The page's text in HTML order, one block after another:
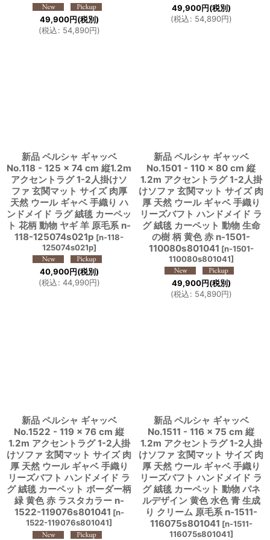
49,900円(税別)
(税込: 54,890円)
49,900円(税別)
(税込: 54,890円)
新品 ペルシャ ギャッベ
No.118 - 125 × 74 cm 縦1.2m
アクセントラグ 1-2人掛けソ
ファ 玄関マット サイズ 肉厚
天然 ウール ギャベ 手織り ハ
ンドメイド ラグ 絨毯 カーペッ
ト 花柄 動物 ヤギ 羊 原毛系 n-
118-125074s021p [n-118-
125074s021p]
40,900円(税別)
(税込: 44,990円)
新品 ペルシャ ギャッベ
No.1501 - 110 × 80 cm 縦
1.2m アクセントラグ 1-2人掛
けソファ 玄関マット サイズ 肉
厚 天然 ウール ギャベ 手織り
リーズバフト ハンドメイド ラ
グ 絨毯 カーペット 動物 生命
の樹 柄 黄色 赤 n-1501-
110080s801041 [n-1501-
110080s801041]
49,900円(税別)
(税込: 54,890円)
新品 ペルシャ ギャッベ
No.1522 - 119 × 76 cm 縦
1.2m アクセントラグ 1-2人掛
けソファ 玄関マット サイズ 肉
厚 天然 ウール ギャベ 手織り
リーズバフト ハンドメイド ラ
グ 絨毯 カーペット ボーダー柄
緑 黄色 赤 ラスタカラー n-
1522-119076s801041 [n-
1522-119076s801041]
新品 ペルシャ ギャッベ
No.1511 - 116 × 75 cm 縦
1.2m アクセントラグ 1-2人掛
けソファ 玄関マット サイズ 肉
厚 天然 ウール ギャベ 手織り
リーズバフト ハンドメイド ラ
グ 絨毯 カーペット 動物 パネ
ルデザイン 黄色 水色 青 生成
り クリーム 原毛系 n-1511-
116075s801041 [n-1511-
116075s801041]